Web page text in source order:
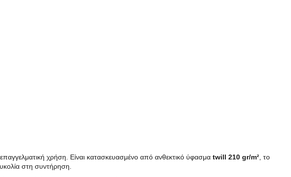
χρήση. Είναι κατασκευασμένο από ανθεκτικό ύφασμα twill 210 gr/m², το
στη συντήρηση.